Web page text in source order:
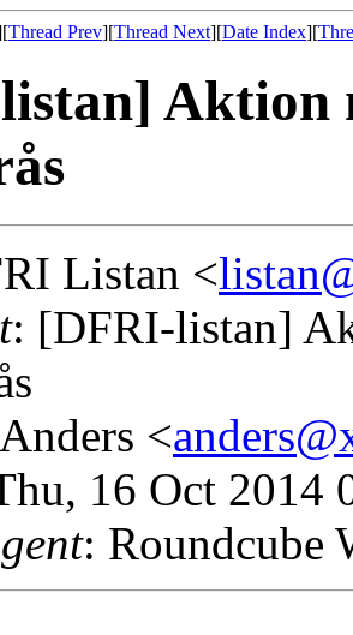
Thread Prev][Thread Next][Date Index][
Aktion
Listan <
: [DFRI-listan]
<
16 Oct 2014
: Roundcube